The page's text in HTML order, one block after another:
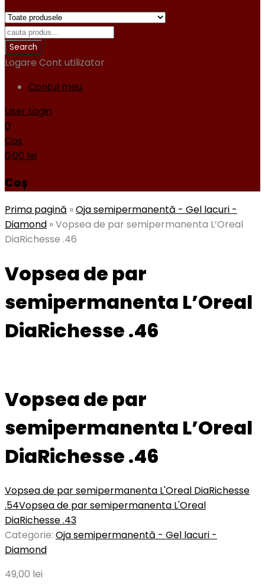
Logare Cont utilizator
Contul meu
User Login
0
Cos
0,00 lei
Coș
Prima pagină »Oja semipermanentă - Gel lacuri -
Diamond »Vopsea de par semipermanenta L’Oreal
DiaRichesse .46
Vopsea de par
semipermanenta L’Oreal
DiaRichesse .46
Vopsea de par
semipermanenta L’Oreal
DiaRichesse .46
Vopsea de par semipermanenta L'Oreal DiaRichesse
.54Vopsea de par semipermanenta L'Oreal
DiaRichesse .43
Categorie: Oja semipermanentă - Gel lacuri -
Diamond
49,00 lei